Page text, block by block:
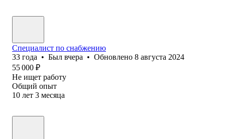
Специалист по снабжению
33 года • Был вчера • Обновлено 8 августа 2024
55 000 ₽
Не ищет работу
Общий опыт
10 лет 3 месяца